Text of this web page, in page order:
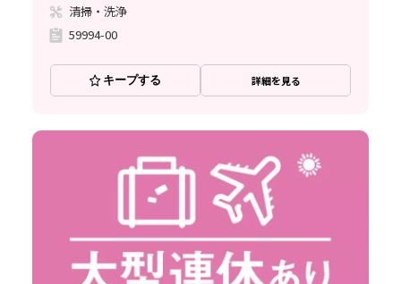
清掃・洗浄
59994-00
キープする 詳細を見る